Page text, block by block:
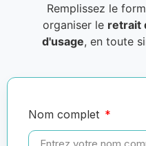
Remplissez le
organiser le retrait
d'usage, en toute
Nom complet